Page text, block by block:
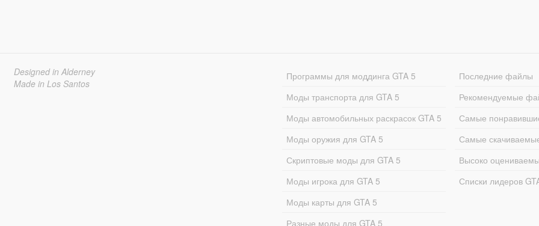
Designed in Alderney
Made in Los Santos
Программы для моддинга GTA 5
Моды транспорта для GTA 5
Моды автомобильных раскрасок GTA 5
Моды оружия для GTA 5
Скриптовые моды для GTA 5
Моды игрока для GTA 5
Моды карты для GTA 5
Разные моды для GTA 5
Последние файлы
Рекомендуемые
Самые
Самые
Высоко
Списки лидеров